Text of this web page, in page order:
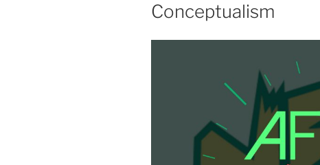
Conceptualism